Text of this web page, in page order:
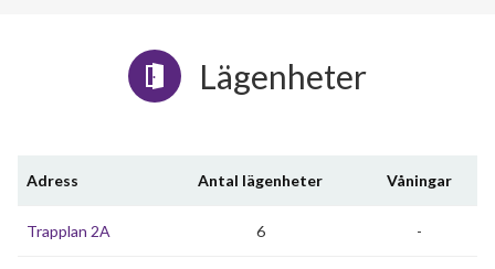
Lägenheter
Adress Antal lägenheter Våningar
Trapplan 2A 6 -